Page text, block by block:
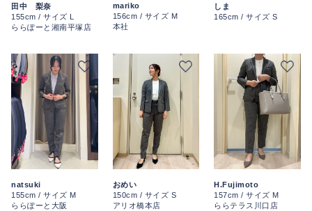
田中 梨奈
155cm / サイズ L
ららぽーと湘南平塚店
mariko
156cm / サイズ M
本社
しま
165cm / サイズ S
natsuki
155cm / サイズ M
ららぽーと大阪
おめい
150cm / サイズ S
アリオ橋本店
H.Fujimoto
157cm / サイズ M
ららテラス川口店